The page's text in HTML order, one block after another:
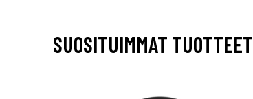
SUOSITUIMMAT TUOTTEET